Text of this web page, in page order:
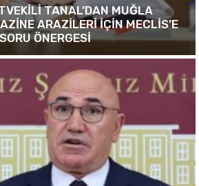
TANAL’DAN MUĞLA
ARAZİLERİ İÇİN MECLİS’E
ÖNERGESİ